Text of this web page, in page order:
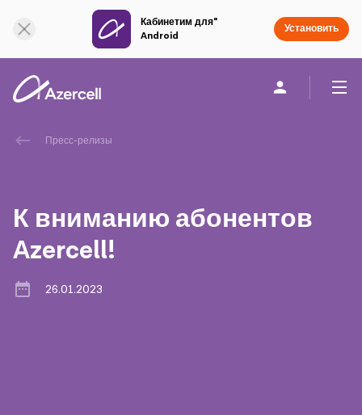
Кабинетим для"
Android
Установить
Частным клиентам
Пресс-релизы
К вниманию абонентов
Azercell!
26.01.2023
Онлайн поддержка